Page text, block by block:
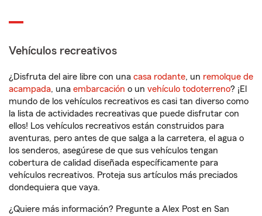
Vehículos recreativos
¿Disfruta del aire libre con una casa rodante, un remolque de
acampada, una embarcación o un vehículo todoterreno? ¡El
mundo de los vehículos recreativos es casi tan diverso como
la lista de actividades recreativas que puede disfrutar con
ellos! Los vehículos recreativos están construidos para
aventuras, pero antes de que salga a la carretera, el agua o
los senderos, asegúrese de que sus vehículos tengan
cobertura de calidad diseñada específicamente para
vehículos recreativos. Proteja sus artículos más preciados
dondequiera que vaya.
¿Quiere más información? Pregunte a Alex Post en San